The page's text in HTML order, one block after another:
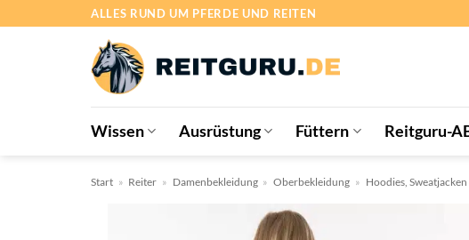
ALLES RUND UM PFERDE UND REITEN
Wissen Ausrüstung Füttern Reitguru-
Start » Reiter » Damenbekleidung » Oberbekleidung » Hoodies,